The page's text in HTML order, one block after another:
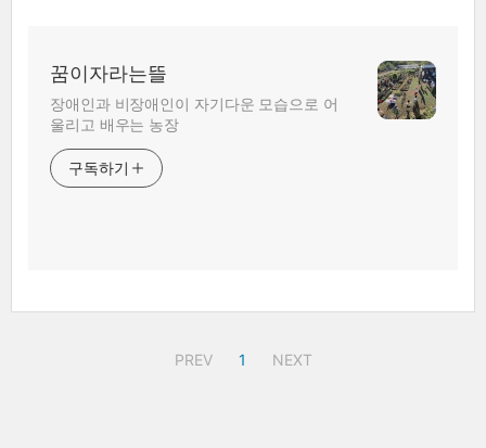
꿈이자라는뜰
장애인과 비장애인이 자기다운 모습으로 어
울리고 배우는 농장
구독하기
PREV 1 NEXT